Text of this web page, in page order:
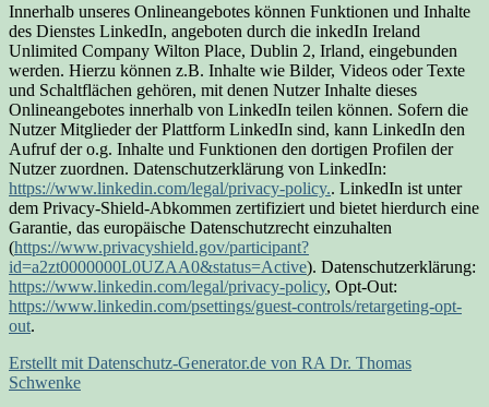
Innerhalb unseres Onlineangebotes können Funktionen und Inhalte
des Dienstes LinkedIn, angeboten durch die inkedIn Ireland
Unlimited Company Wilton Place, Dublin 2, Irland, eingebunden
werden. Hierzu können z.B. Inhalte wie Bilder, Videos oder Texte
und Schaltflächen gehören, mit denen Nutzer Inhalte dieses
Onlineangebotes innerhalb von LinkedIn teilen können. Sofern die
Nutzer Mitglieder der Plattform LinkedIn sind, kann LinkedIn den
Aufruf der o.g. Inhalte und Funktionen den dortigen Profilen der
Nutzer zuordnen. Datenschutzerklärung von LinkedIn:
https://www.linkedin.com/legal/privacy-policy.. LinkedIn ist unter
dem Privacy-Shield-Abkommen zertifiziert und bietet hierdurch eine
Garantie, das europäische Datenschutzrecht einzuhalten
(https://www.privacyshield.gov/participant?
id=a2zt0000000L0UZAA0&status=Active). Datenschutzerklärung:
https://www.linkedin.com/legal/privacy-policy, Opt-Out:
https://www.linkedin.com/psettings/guest-controls/retargeting-opt-
out.
Erstellt mit Datenschutz-Generator.de von RA Dr. Thomas
Schwenke